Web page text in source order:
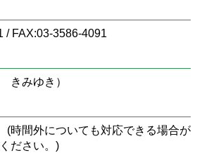
/ FAX:03-3586-4091
きみゆき）
時間外についても対応できる場合が
ださい。)